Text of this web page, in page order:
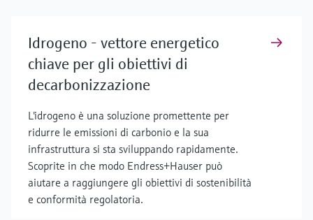
Idrogeno - vettore energetico
chiave per gli obiettivi di
decarbonizzazione
L'idrogeno è una soluzione promettente per
ridurre le emissioni di carbonio e la sua
infrastruttura si sta sviluppando rapidamente.
Scoprite in che modo Endress+Hauser può
aiutare a raggiungere gli obiettivi di sostenibilità
e conformità regolatoria.